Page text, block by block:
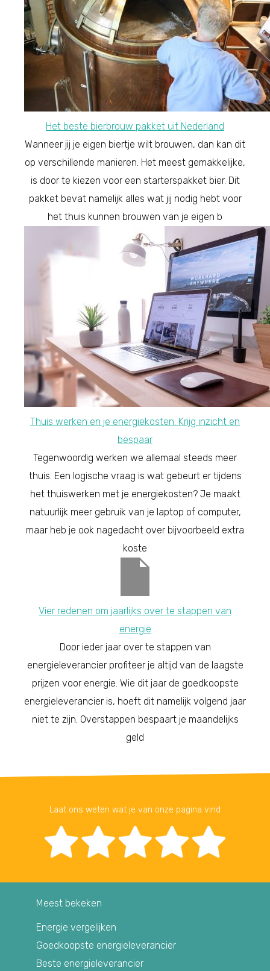
Het beste bierbrouw pakket uit Nederland
Wanneer jij je eigen biertje wilt brouwen, dan kan dit
op verschillende manieren. Het meest gemakkelijke,
is door te kiezen voor een starterspakket bier. Dit
pakket bevat namelijk alles wat jij nodig hebt voor
het thuis kunnen brouwen van je eigen b
Thuis werken en je energiekosten: Krijg inzicht en
bespaar
Tegenwoordig werken we allemaal steeds meer
thuis. Een logische vraag is wat gebeurt er tijdens
het thuiswerken met je energiekosten? Je maakt
natuurlijk meer gebruik van je laptop of computer,
maar heb je ook nagedacht over bijvoorbeeld extra
koste
Vier redenen om jaarlijks over te stappen van
energie
Door ieder jaar over te stappen van
energieleverancier profiteer je altijd van de laagste
prijzen voor energie. Wie dit jaar de goedkoopste
energieleverancier is, hoeft dit namelijk volgend jaar
niet te zijn. Overstappen bespaart je maandelijks
geld
Laat ons weten wat je van onze pagina vind
Meest bekeken
Energie vergelijken
Goedkoopste energieleverancier
Beste energieleverancier